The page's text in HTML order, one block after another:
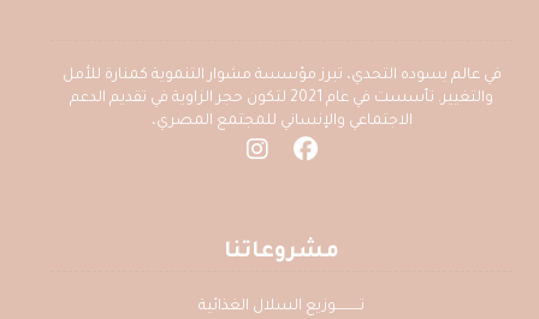
في عالم يسوده التحدي، تبرز مؤسسة مشوار التنموية كمنارة للأمل
والتغيير. تأسست في عام 2021 لتكون حجر الزاوية في تقديم الدعم
الاجتماعي والإنساني للمجتمع المصري،
مشروعاتنا
تــــــــــوزيع السلال الغذائية